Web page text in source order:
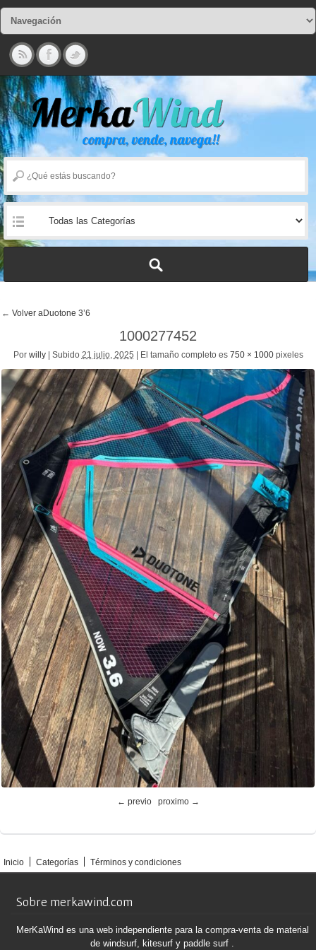
← Volver aDuotone 3’6
1000277452
Por willy Subido 21 julio, 2025 El tamaño completo es 750 × 1000pixeles
← previo proximo →
Inicio Categorías Términos y condiciones
Sobre merkawind.com
MerKaWind es una web independiente para la compra-venta de material
de windsurf, kitesurf y paddle surf .